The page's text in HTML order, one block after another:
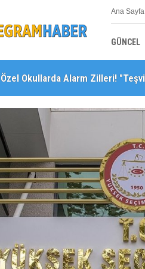
Ana Sayfa
GÜNCEL
YEREL
Özel Okullarda Alarm Zilleri!
"Toprağını Kaybeden Geleceğini